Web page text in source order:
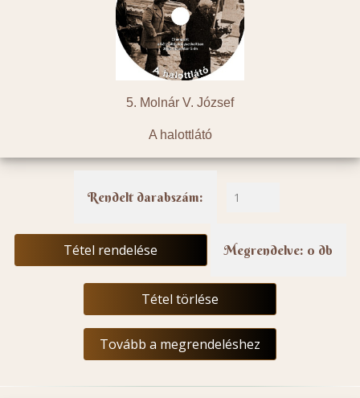
5. Molnár V. József
A halottlátó
Rendelt darabszám:
Tétel rendelése Megrendelve: 0 db
Tétel törlése
Tovább a megrendeléshez